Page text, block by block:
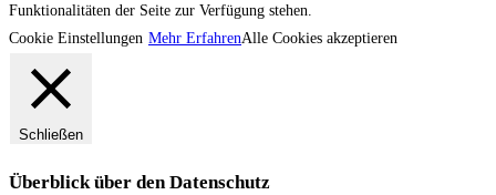
Funktionalitäten der Seite zur Verfügung stehen.
Cookie Einstellungen Mehr ErfahrenAlle Cookies akzeptieren
Schließen
Überblick über den Datenschutz